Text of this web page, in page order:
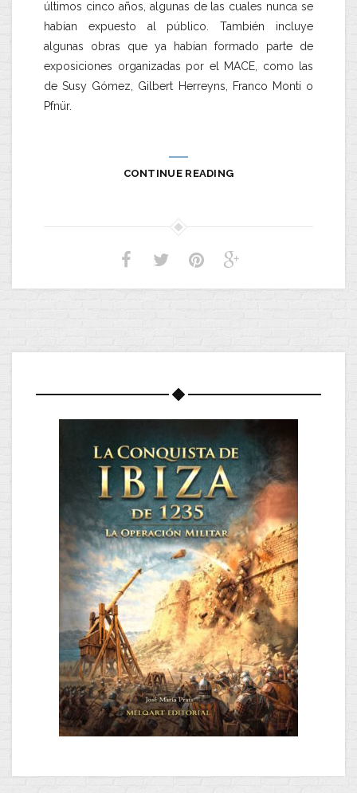
últimos cinco años, algunas de las cuales nunca se
habían expuesto al público. También incluye
algunas obras que ya habían formado parte de
exposiciones organizadas por el MACE, como las
de Susy Gómez, Gilbert Herreyns, Franco Monti o
Pfnür.
CONTINUE READING